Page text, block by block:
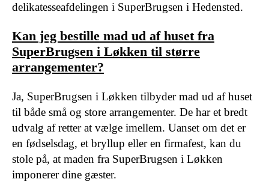
delikatesseafdelingen i SuperBrugsen i Hedensted.
Kan jeg bestille mad ud af huset fra
SuperBrugsen i Løkken til større
arrangementer?
Ja, SuperBrugsen i Løkken tilbyder mad ud af huset
til både små og store arrangementer. De har et bredt
udvalg af retter at vælge imellem. Uanset om det er
en fødselsdag, et bryllup eller en firmafest, kan du
stole på, at maden fra SuperBrugsen i Løkken
imponerer dine gæster.